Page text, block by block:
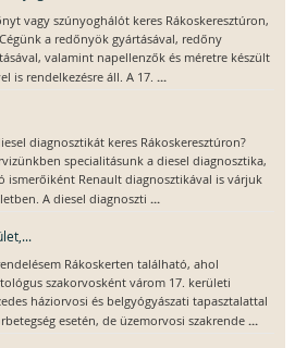
vagy szúnyoghálót keres Rákoskeresztúron,
a redőnyök gyártásával, redőny
valamint napellenzők és méretre készült
is rendelkezésre áll. A 17. ...
diagnosztikát keres Rákoskeresztúron?
specialitásunk a diesel diagnosztika,
ismerőiként Renault diagnosztikával is várjuk
A diesel diagnoszti ...
Rákoskerten található, ahol
szakorvosként várom 17. kerületi
háziorvosi és belgyógyászati tapasztalattal
esetén, de üzemorvosi szakrende ...